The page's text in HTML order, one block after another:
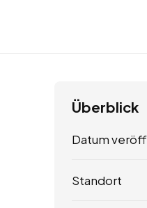
Überblick
Datum
Standort